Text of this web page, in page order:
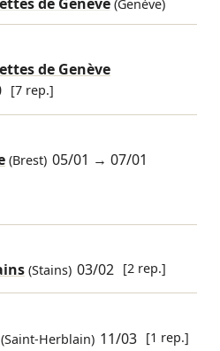
(Genève)
de Genève
[7 rep.]
(Brest) 05/01 →07/01
(Stains) 03/02 [2 rep.]
Herblain) 11/03 [1 rep.]